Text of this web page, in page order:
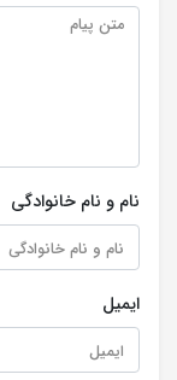
نام و نام خانوادگی
ایمیل